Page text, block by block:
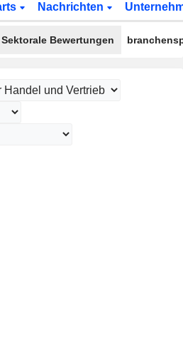
Nachrichten
Sektorale Bewertungen